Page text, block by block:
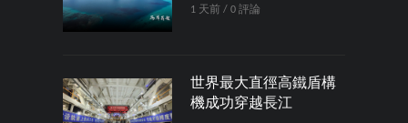
1 天前 / 0 評論
世界最大直徑高鐵盾構
機成功穿越長江